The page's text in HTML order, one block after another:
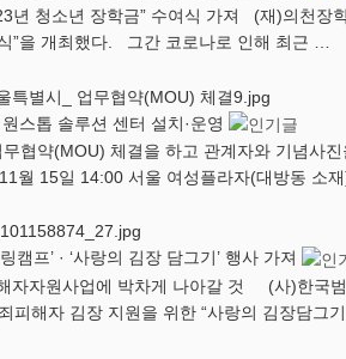
년 청소년 장학금” 수여식 가져 (재)의천장
”을 개최했다. 그간 코로나로 인해 최근 …
스톱 솔루션 센터 설치·운영
협약(MOU) 체결을 하고 관계자와 기념
월 15일 14:00 서울 여성플라자(대방동 소
캠프’ · ‘사랑의 김장 담그기’ 행사 가져
자자원사업에 박차게 나아갈 것 (사)한국
피해자 김장 지원을 위한 “사랑의 김장담그